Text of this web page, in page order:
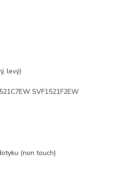
levý)
SVF1521F2EW
(non touch)